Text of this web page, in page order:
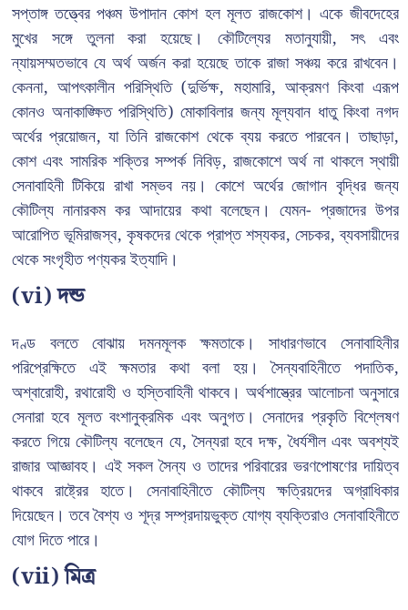
সপ্তাঙ্গ তত্ত্বের পঞ্চম উপাদান কোশ হল মূলত রাজকোশ। একে জীবদেহের
মুখের সঙ্গে তুলনা করা হয়েছে। কৌটিল্যের মতানুযায়ী, সৎ এবং
ন্যায়সম্মতভাবে যে অর্থ অর্জন করা হয়েছে তাকে রাজা সঞ্চয় করে রাখবেন।
কেননা, আপৎকালীন পরিস্থিতি (দুর্ভিক্ষ, মহামারি, আক্রমণ কিংবা এরূপ
কোনও অনাকাঙ্ক্ষিত পরিস্থিতি) মোকাবিলার জন্য মূল্যবান ধাতু কিংবা নগদ
অর্থের প্রয়োজন, যা তিনি রাজকোশ থেকে ব্যয় করতে পারবেন। তাছাড়া,
কোশ এবং সামরিক শক্তির সম্পর্ক নিবিড়, রাজকোশে অর্থ না থাকলে স্থায়ী
সেনাবাহিনী টিকিয়ে রাখা সম্ভব নয়। কোশে অর্থের জোগান বৃদ্ধির জন্য
কৌটিল্য নানারকম কর আদায়ের কথা বলেছেন। যেমন- প্রজাদের উপর
আরোপিত ভূমিরাজস্ব, কৃষকদের থেকে প্রাপ্ত শস্যকর, সেচকর, ব্যবসায়ীদের
থেকে সংগৃহীত পণ্যকর ইত্যাদি।
(vi) দন্ড
দণ্ড বলতে বোঝায় দমনমূলক ক্ষমতাকে। সাধারণভাবে সেনাবাহিনীর
পরিপ্রেক্ষিতে এই ক্ষমতার কথা বলা হয়। সৈন্যবাহিনীতে পদাতিক,
অশ্বারোহী, রথারোহী ও হস্তিবাহিনী থাকবে। অর্থশাস্ত্রের আলোচনা অনুসারে
সেনারা হবে মূলত বংশানুক্রমিক এবং অনুগত। সেনাদের প্রকৃতি বিশ্লেষণ
করতে গিয়ে কৌটিল্য বলেছেন যে, সৈন্যরা হবে দক্ষ, ধৈর্যশীল এবং অবশ্যই
রাজার আজ্ঞাবহ। এই সকল সৈন্য ও তাদের পরিবারের ভরণপোষণের দায়িত্ব
থাকবে রাষ্ট্রের হাতে। সেনাবাহিনীতে কৌটিল্য ক্ষত্রিয়দের অগ্রাধিকার
দিয়েছেন। তবে বৈশ্য ও শূদ্র সম্প্রদায়ভুক্ত যোগ্য ব্যক্তিরাও সেনাবাহিনীতে
যোগ দিতে পারে।
(vii) মিত্র